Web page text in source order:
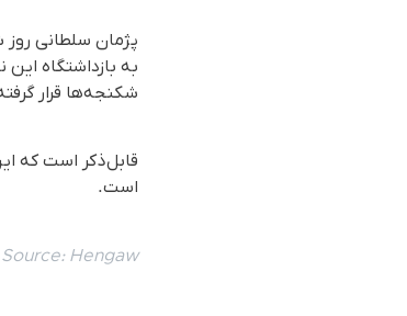
به بازداشتگاه
شکنجه‌ها قرار
قابل‌ذکر است که
است.
Source: Hengaw